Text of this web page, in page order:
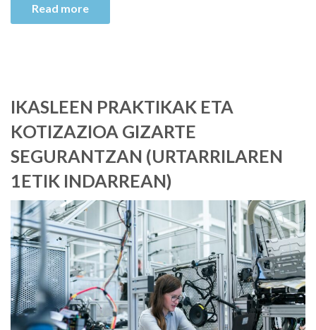
Read more
IKASLEEN PRAKTIKAK ETA
KOTIZAZIOA GIZARTE
SEGURANTZAN (URTARRILAREN
1ETIK INDARREAN)